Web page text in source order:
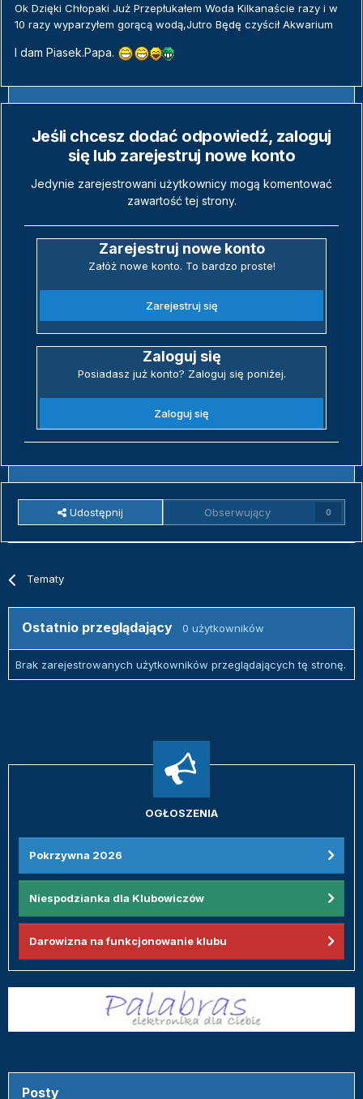
Ok Dzięki Chłopaki Już Przepłukałem Woda Kilkanaście razy i w
10 razy wyparzyłem gorącą wodą,Jutro Będę czyścił Akwarium
I dam Piasek.Papa.
Jeśli chcesz dodać odpowiedź, zaloguj
się lub zarejestruj nowe konto
Jedynie zarejestrowani użytkownicy mogą komentować
zawartość tej strony.
Zarejestruj nowe konto
Załóż nowe konto. To bardzo proste!
Zarejestruj się
Zaloguj się
Posiadasz już konto? Zaloguj się poniżej.
Zaloguj się
Udostępnij Obserwujący 0
Tematy
Ostatnio przeglądający 0 użytkowników
Brak zarejestrowanych użytkowników przeglądających tę stronę.
OGŁOSZENIA
Pokrzywna 2026
Niespodzianka dla Klubowiczów
Darowizna na funkcjonowanie klubu
Posty